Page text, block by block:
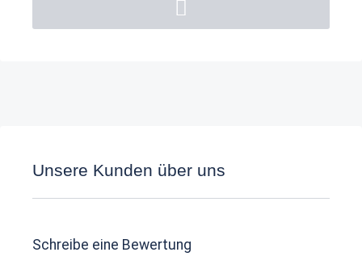
Unsere Kunden über uns
Schreibe eine Bewertung